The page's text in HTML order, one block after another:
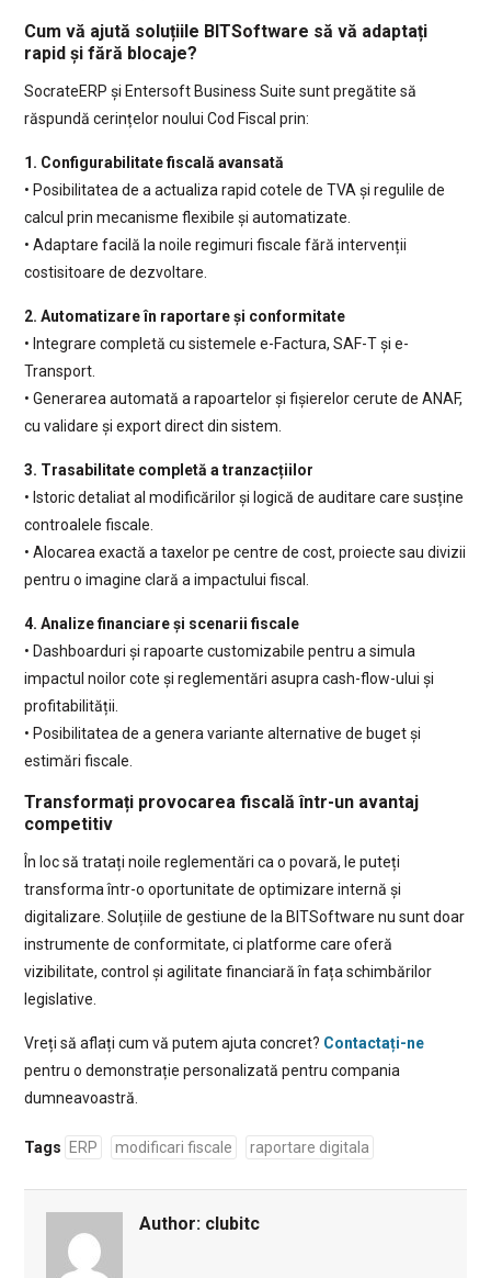
Cum vă ajută soluțiile BITSoftware să vă adaptați
rapid și fără blocaje?
SocrateERP și Entersoft Business Suite sunt pregătite să
răspundă cerințelor noului Cod Fiscal prin:
1. Configurabilitate fiscală avansată
• Posibilitatea de a actualiza rapid cotele de TVA și regulile de
calcul prin mecanisme flexibile și automatizate.
• Adaptare facilă la noile regimuri fiscale fără intervenții
costisitoare de dezvoltare.
2. Automatizare în raportare și conformitate
• Integrare completă cu sistemele e-Factura, SAF-T și e-
Transport.
• Generarea automată a rapoartelor și fișierelor cerute de ANAF,
cu validare și export direct din sistem.
3. Trasabilitate completă a tranzacțiilor
• Istoric detaliat al modificărilor și logică de auditare care susține
controalele fiscale.
• Alocarea exactă a taxelor pe centre de cost, proiecte sau divizii
pentru o imagine clară a impactului fiscal.
4. Analize financiare și scenarii fiscale
• Dashboarduri și rapoarte customizabile pentru a simula
impactul noilor cote și reglementări asupra cash-flow-ului și
profitabilității.
• Posibilitatea de a genera variante alternative de buget și
estimări fiscale.
Transformați provocarea fiscală într-un avantaj
competitiv
În loc să tratați noile reglementări ca o povară, le puteți
transforma într-o oportunitate de optimizare internă și
digitalizare. Soluțiile de gestiune de la BITSoftware nu sunt doar
instrumente de conformitate, ci platforme care oferă
vizibilitate, control și agilitate financiară în fața schimbărilor
legislative.
Vreți să aflați cum vă putem ajuta concret? Contactați-ne
pentru o demonstrație personalizată pentru compania
dumneavoastră.
Tags ERP modificari fiscale raportare digitala
Author: clubitc